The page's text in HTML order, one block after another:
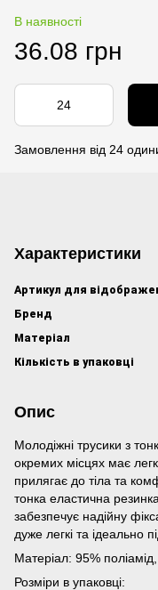
В наявності
36.08 грн
Замовлення від 24
Характеристики
Артикул для
Бренд
Матеріал
Кількість в упаковці
Опис
Молодіжні трусики з
окремих місцях має
прилягає до тіла та
тонка еластична
забезпечує надійну
дуже легкі та ідеально
Матеріал: 95%
Розміри в упаковці: